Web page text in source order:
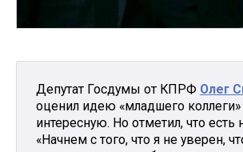
Депутат Госдумы от КПРФ Олег
оценил идею «младшего коллеги»
интересную. Но отметил, что есть
«Начнем с того, что я не уверен,